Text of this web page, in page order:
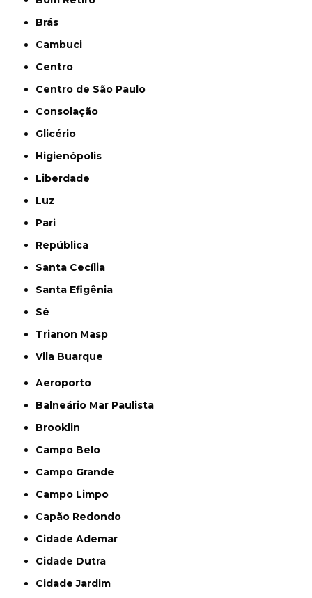
Brás
Cambuci
Centro
Centro de São Paulo
Consolação
Glicério
Higienópolis
Liberdade
Luz
Pari
República
Santa Cecília
Santa Efigênia
Sé
Trianon Masp
Vila Buarque
Aeroporto
Balneário Mar Paulista
Brooklin
Campo Belo
Campo Grande
Campo Limpo
Capão Redondo
Cidade Ademar
Cidade Dutra
Cidade Jardim